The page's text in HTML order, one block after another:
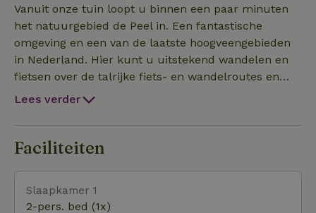
gebruik van maken, of wilt u bijvoorbeeld uw hond
(tegen meerprijs) meenemen? Geef het dan aan in
uw aanvraag en wij zullen de mogelijkheden
bekijken. Beddengoed en handdoeken zijn
inbegrepen. Er is een nespresso apparaat en een
waterkoker aanwezig op de kamer. In de
maken van een koel/vriescombinatie en een
Vanuit onze tuin loopt u binnen een paar minuten
het natuurgebied de Peel in. Een fantastische
omgeving en een van de laatste hoogveengebieden
in Nederland. Hier kunt u uitstekend wandelen en
fietsen over de talrijke fiets- en wandelroutes en
genieten van een uniek stuk natuur. Naast natuur
bijvoorbeeld binnen enkele minuten het dorp
Griendtsveen in. Een schilderachtig dorpje met
architectuur waarvan met recht een groot deel tot
beschermd dorpsgezicht is uitgeroepen. Binnen 5
Lees verder
Faciliteiten
Slaapkamer 1
2-pers. bed (1x)